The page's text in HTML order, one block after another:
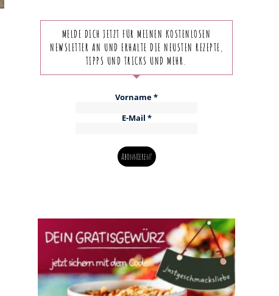
MELDE DICH JETZT FÜR MEINEN KOSTENLOSEN
NEWSLETTER AN UND ERHALTE DIE NEUSTEN REZEPTE,
TIPPS UND TRICKS UND MEHR.
Vorname*
E-Mail *